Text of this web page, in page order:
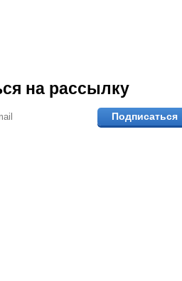
на рассылку
Подписаться